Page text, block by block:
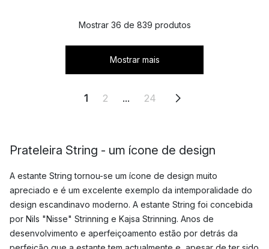
Mostrar 36 de 839 produtos
Mostrar mais
1 2 ... 24
Prateleira String - um ícone de design
A estante String tornou-se um ícone de design muito
apreciado e é um excelente exemplo da intemporalidade do
design escandinavo moderno. A estante String foi concebida
por Nils "Nisse" Strinning e Kajsa Strinning. Anos de
desenvolvimento e aperfeiçoamento estão por detrás da